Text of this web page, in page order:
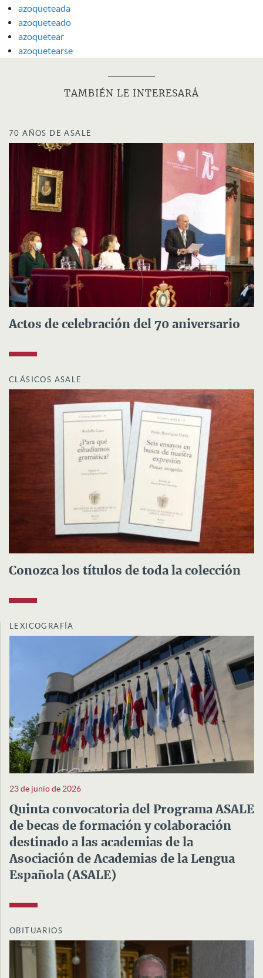
azoqueteada
azoqueteado
azoquetear
azoquetearse
TAMBIÉN LE INTERESARÁ
70 AÑOS DE ASALE
Actos de celebración del 70 aniversario
CLÁSICOS ASALE
Conozca los títulos de toda la colección
LEXICOGRAFÍA
23 de junio de 2026
Quinta convocatoria del Programa ASALE
de becas de formación y colaboración
destinado a las academias de la
Asociación de Academias de la Lengua
Española (ASALE)
OBITUARIOS